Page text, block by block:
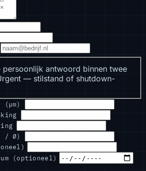
antwoord binnen twee
— stilstand of shutdown-
/ Ø)
(optioneel)